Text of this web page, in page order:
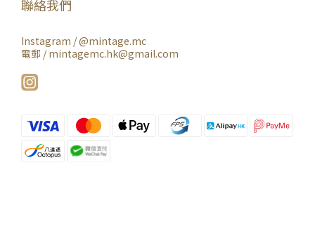
聯絡我們
Instagram /@mintage.mc
電郵 / mintagemc.hk@gmail.com